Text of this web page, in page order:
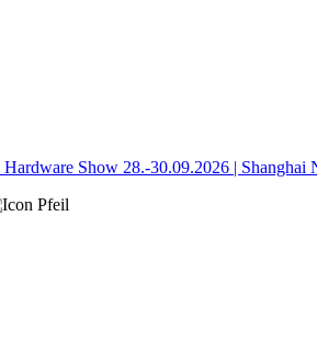
Show 28.-30.09.2026 | Shanghai